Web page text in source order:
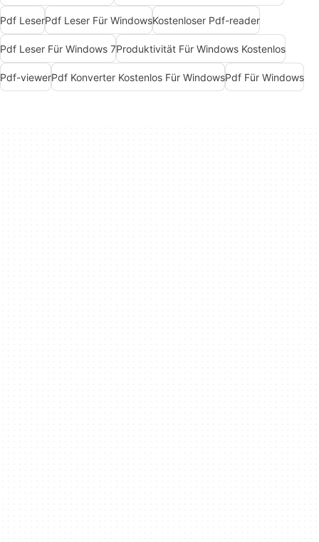
Pdf LeserPdf Leser Für WindowsKostenloser Pdf-reader
Pdf Leser Für Windows 7Produktivität Für Windows Kostenlos
Pdf-viewerPdf Konverter Kostenlos Für WindowsPdf Für Windows